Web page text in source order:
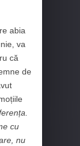
abia
va
că
de
cu
nu